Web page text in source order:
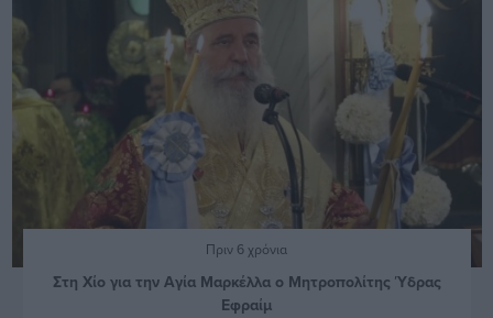
Πριν 6 χρόνια
Στη Χίο για την Αγία Μαρκέλλα ο Μητροπολίτης Ύδρας
Εφραίμ